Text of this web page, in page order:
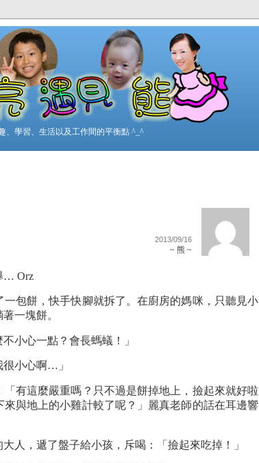
、學習、生活以及工作間的平衡點 ^_^
2013/09/16
~ 熊 ~
… Orz
包餅，快手快腳就拆了。在廚房的媽咪，只聽見小
一塊餅。
小心一點？會長螞蟻！」
小心啊…」
有這麼嚴重嗎？只不過是餅掉地上，撿起來就好啦
與地上的小雞計較了呢？」麗真老師的話在耳邊響
人，遞了盤子給小孩，斥喝：「撿起來吃掉！」